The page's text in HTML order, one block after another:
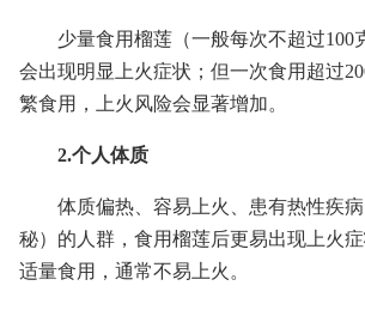
少量食用榴莲（一般每次不超过100
会出现明显上火症状；但一次食用超过
繁食用，上火风险会显著增加。
2.个人体质
体质偏热、容易上火、患有热性疾
秘）的人群，食用榴莲后更易出现上火
适量食用，通常不易上火。